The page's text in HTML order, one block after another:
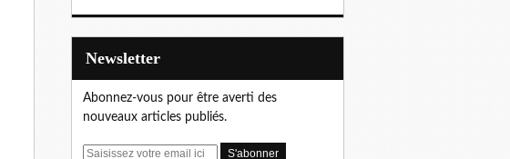
Newsletter
Abonnez-vous pour être averti des
nouveaux articles publiés.
E